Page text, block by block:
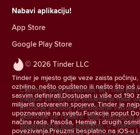
© 2026 Tinder LLC
Tinder je mjesto gdje veze zaista
ozbiljno, nešto opušteno ili nešto što još
sasvim definirati.Dostupan u više od 190
milijardi ostvarenih spojeva, Tinder je
upoznavanje na svijetu.Funkcije poput
načina rada, Pasoša, Hemije i drugih
povezivanja.Preuzmi besplatno na iOS-u
Nabavi aplikaciju!
App Store
Google Play Store
Cijenimo tvoju privatnost. Mi i naši
tragače za mjerenje posjetitelja naše
pružanje ponuda i poboljšanje vlastitih
aktivnosti na Tinderu. Više informacija
dobavljačima koje koristimo. U svakom